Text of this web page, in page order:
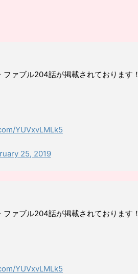
ァブル204話が掲載されております！
YUVxvLMLk5
25, 2019
ァブル204話が掲載されております！
YUVxvLMLk5